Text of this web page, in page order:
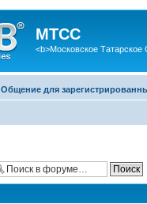
МТСС
<b>Московское
Общение для